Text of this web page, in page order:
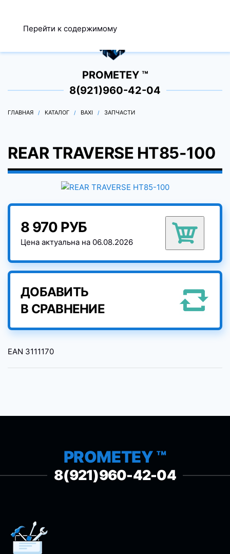
Перейти к содержимому
0
PROMETEY ™
8(921)960-42-04
ГЛАВНАЯ КАТАЛОГ BAXI ЗАПЧАСТИ
REAR TRAVERSE HT85-100
8 970 РУБ
Цена актуальна на 06.08.2026
ДОБАВИТЬ
В СРАВНЕНИЕ
EAN 3111170
PROMETEY ™
8(921)960-42-04